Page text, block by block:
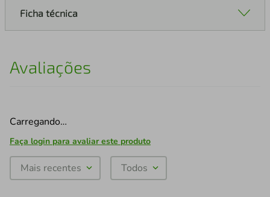
Ficha técnica
Avaliações
Carregando…
Faça login para avaliar este produto
Mais recentes Todos